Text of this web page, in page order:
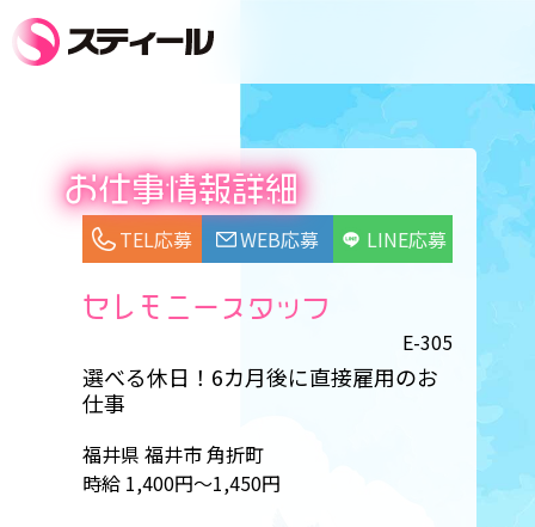
お仕事情報詳細
TEL応募 WEB応募 LINE応募
セレモニースタッフ
選べる休日！6カ月後に直接雇用のお
仕事
E-305
福井県 福井市 角折町
時給 1,400円～1,450円